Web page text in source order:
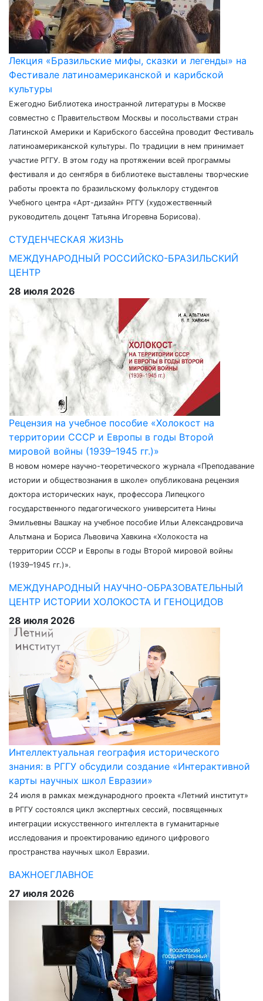
Лекция «Бразильские мифы, сказки и легенды» на
Фестивале латиноамериканской и карибской
культуры
Ежегодно Библиотека иностранной литературы в Москве
совместно с Правительством Москвы и посольствами стран
Латинской Америки и Карибского бассейна проводит Фестиваль
латиноамериканской культуры. По традиции в нем принимает
участие РГГУ. В этом году на протяжении всей программы
фестиваля и до сентября в библиотеке выставлены творческие
работы проекта по бразильскому фольклору студентов
Учебного центра «Арт-дизайн» РГГУ (художественный
руководитель доцент Татьяна Игоревна Борисова).
СТУДЕНЧЕСКАЯ ЖИЗНЬ
МЕЖДУНАРОДНЫЙ РОССИЙСКО-БРАЗИЛЬСКИЙ
ЦЕНТР
28 июля 2026
Рецензия на учебное пособие «Холокост на
территории СССР и Европы в годы Второй
мировой войны (1939–1945 гг.)»
В новом номере научно-теоретического журнала «Преподавание
истории и обществознания в школе» опубликована рецензия
доктора исторических наук, профессора Липецкого
государственного педагогического университета Нины
Эмильевны Вашкау на учебное пособие Ильи Александровича
Альтмана и Бориса Львовича Хавкина «Холокоста на
территории СССР и Европы в годы Второй мировой войны
(1939–1945 гг.)».
МЕЖДУНАРОДНЫЙ НАУЧНО-ОБРАЗОВАТЕЛЬНЫЙ
ЦЕНТР ИСТОРИИ ХОЛОКОСТА И ГЕНОЦИДОВ
28 июля 2026
Интеллектуальная география исторического
знания: в РГГУ обсудили создание «Интерактивной
карты научных школ Евразии»
24 июля в рамках международного проекта «Летний институт»
в РГГУ состоялся цикл экспертных сессий, посвященных
интеграции искусственного интеллекта в гуманитарные
исследования и проектированию единого цифрового
пространства научных школ Евразии.
ВАЖНОЕГЛАВНОЕ
27 июля 2026